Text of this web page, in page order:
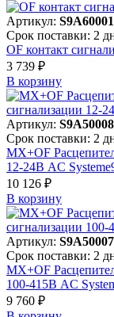
Артикул: S9A60001
Срок поставки: 2
OF контакт
3 739 ₽
В корзинy
Артикул: S9A50008
Срок поставки: 2
MX+OF
12-24В AC
10 126 ₽
В корзинy
Артикул: S9A50007
Срок поставки: 2
MX+OF
100-415В AC
9 760 ₽